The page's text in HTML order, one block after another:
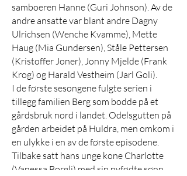
samboeren Hanne (Guri Johnson). Av de
andre ansatte var blant andre Dagny
Ulrichsen (Wenche Kvamme), Mette
Haug (Mia Gundersen), Ståle Pettersen
(Kristoffer Joner), Jonny Mjelde (Frank
Krog) og Harald Vestheim (Jarl Goli).
I de første sesongene fulgte serien i
tillegg familien Berg som bodde på et
gårdsbruk nord i landet. Odelsgutten på
gården arbeidet på Huldra, men omkom i
en ulykke i en av de første episodene.
Tilbake satt hans unge kone Charlotte
(Vanessa Borgli) med sin nyfødte sønn